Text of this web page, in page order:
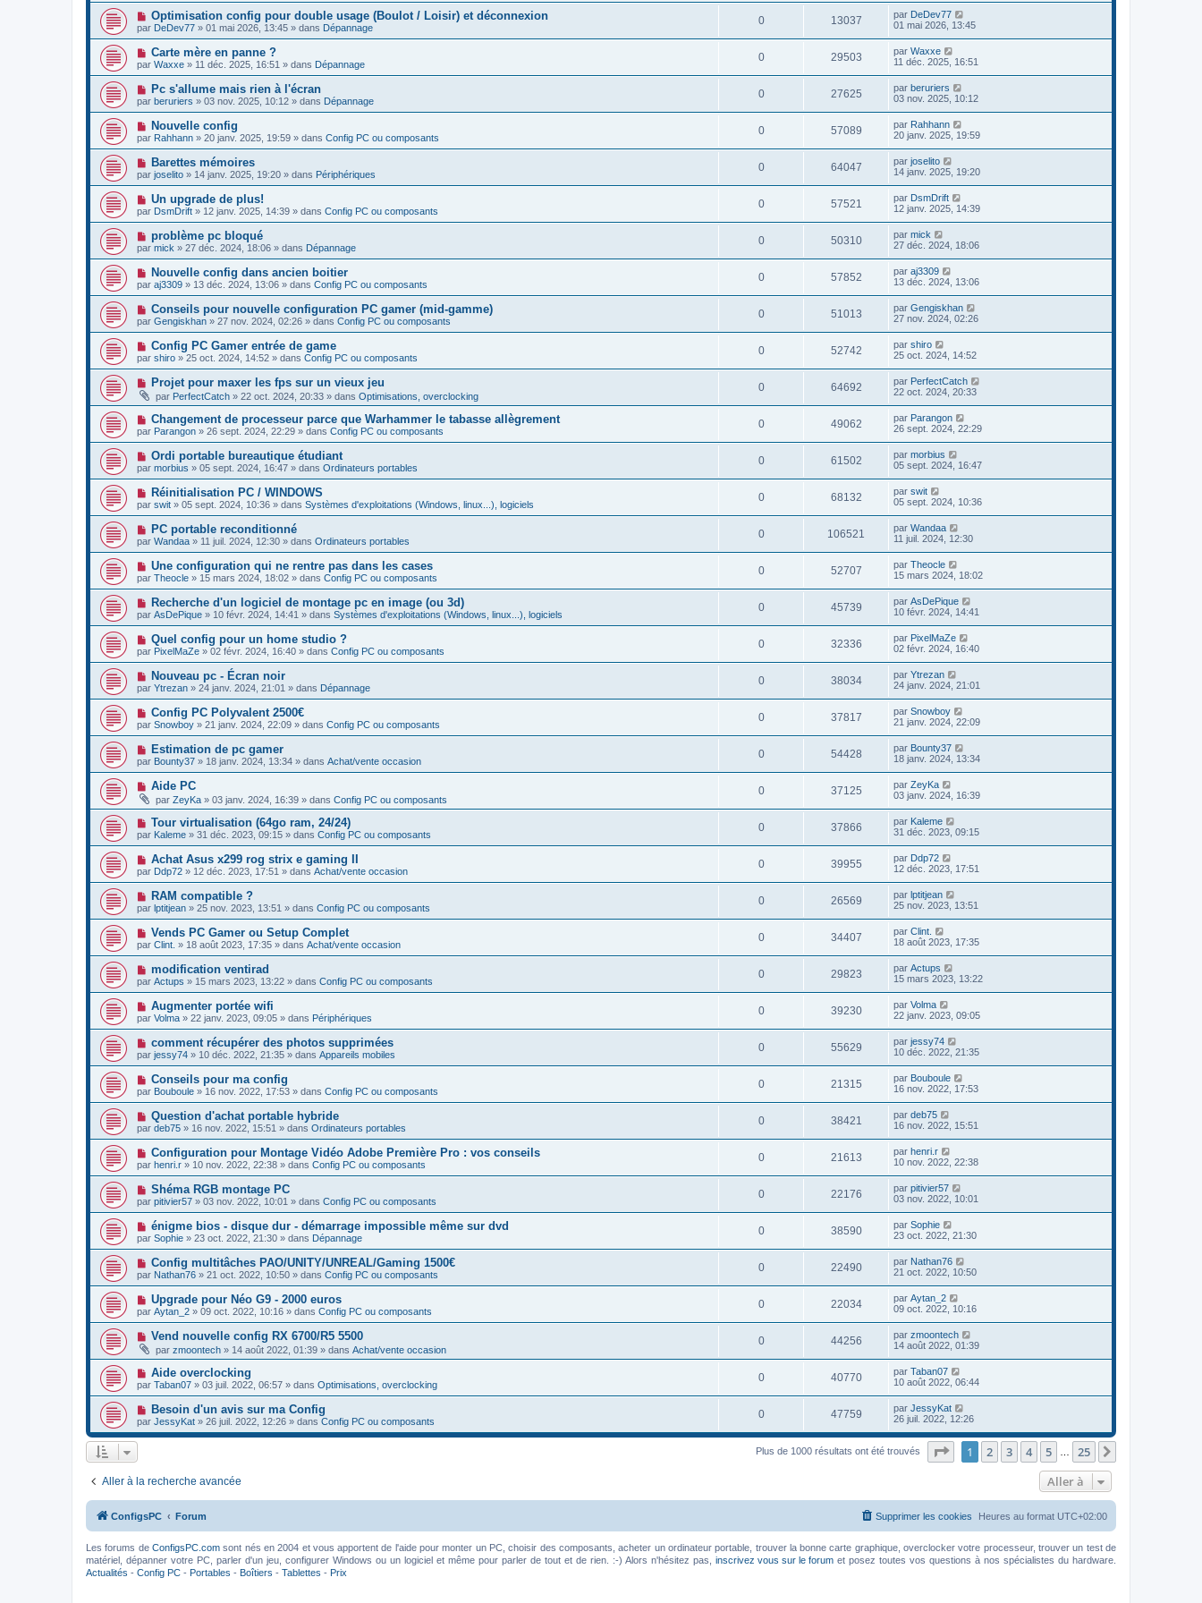
e
a
u
m
e
s
s
a
g
e
N
o
u
e
a
u
m
e
s
s
a
g
e
Optimisation config pour double usage (Boulot / Loisir) et déconnexion
par DeDev77 » 01 mai 2026, 13:45 » dans Dépannage
0 13037 par DeDev77
01 mai 2026, 13:45
N
o
u
v
e
a
u
m
e
s
s
a
g
e
Carte mère en panne ?
par Waxxe » 11 déc. 2025, 16:51 » dans Dépannage
0 29503 par Waxxe
11 déc. 2025, 16:51
N
o
u
v
e
a
u
m
e
s
s
a
g
e
Pc s'allume mais rien à l'écran
par beruriers » 03 nov. 2025, 10:12 » dans Dépannage
0 27625 par beruriers
03 nov. 2025, 10:12
N
o
u
v
e
a
u
m
e
s
a
g
e
Nouvelle config
par Rahhann » 20 janv. 2025, 19:59 » dans Config PC ou composants
0 57089 par Rahhann
20 janv. 2025, 19:59
N
o
u
v
e
a
u
m
e
s
s
a
g
e
Barettes mémoires
par joselito » 14 janv. 2025, 19:20 » dans Périphériques
0 64047 par joselito
14 janv. 2025, 19:20
N
o
u
a
u
m
e
s
s
a
g
e
Un upgrade de plus!
par DsmDrift » 12 janv. 2025, 14:39 » dans Config PC ou composants
0 57521 par DsmDrift
12 janv. 2025, 14:39
N
o
u
v
e
a
u
m
e
s
s
a
g
e
problème pc bloqué
par mick » 27 déc. 2024, 18:06 » dans Dépannage
0 50310 par mick
27 déc. 2024, 18:06
N
o
u
e
a
u
m
e
s
s
a
g
e
Nouvelle config dans ancien boitier
par aj3309 » 13 déc. 2024, 13:06 » dans Config PC ou composants
0 57852 par aj3309
13 déc. 2024, 13:06
N
o
u
e
a
u
m
e
s
s
a
g
e
Conseils pour nouvelle configuration PC gamer (mid-gamme)
par Gengiskhan » 27 nov. 2024, 02:26 » dans Config PC ou composants
0 51013 par Gengiskhan
27 nov. 2024, 02:26
N
o
u
v
e
a
u
m
e
s
s
a
g
e
Config PC Gamer entrée de game
par shiro » 25 oct. 2024, 14:52 » dans Config PC ou composants
0 52742 par shiro
25 oct. 2024, 14:52
N
u
e
a
u
m
e
s
s
a
g
e
Projet pour maxer les fps sur un vieux jeu
par PerfectCatch » 22 oct. 2024, 20:33 » dans Optimisations, overclocking
0 64692 par PerfectCatch
22 oct. 2024, 20:33
N
o
u
e
a
u
m
e
s
s
a
g
e
Changement de processeur parce que Warhammer le tabasse allègrement
par Parangon » 26 sept. 2024, 22:29 » dans Config PC ou composants
0 49062 par Parangon
26 sept. 2024, 22:29
N
o
u
v
e
a
u
m
e
s
s
a
g
e
Ordi portable bureautique étudiant
par morbius » 05 sept. 2024, 16:47 » dans Ordinateurs portables
0 61502 par morbius
05 sept. 2024, 16:47
N
o
u
v
e
a
u
m
e
s
s
a
g
e
Réinitialisation PC / WINDOWS
par swit » 05 sept. 2024, 10:36 » dans Systèmes d'exploitations (Windows, linux...), logiciels
0 68132 par swit
05 sept. 2024, 10:36
N
o
u
v
e
a
u
m
e
s
s
a
g
e
PC portable reconditionné
par Wandaa » 11 juil. 2024, 12:30 » dans Ordinateurs portables
0 106521 par Wandaa
11 juil. 2024, 12:30
N
o
u
v
e
a
u
m
e
s
s
a
g
e
Une configuration qui ne rentre pas dans les cases
par Theocle » 15 mars 2024, 18:02 » dans Config PC ou composants
0 52707 par Theocle
15 mars 2024, 18:02
N
o
u
e
a
u
m
e
s
s
a
g
e
Recherche d'un logiciel de montage pc en image (ou 3d)
par AsDePique » 10 févr. 2024, 14:41 » dans Systèmes d'exploitations (Windows, linux...), logiciels
0 45739 par AsDePique
10 févr. 2024, 14:41
N
o
u
v
e
a
u
m
e
s
s
a
g
e
Quel config pour un home studio ?
par PixelMaZe » 02 févr. 2024, 16:40 » dans Config PC ou composants
0 32336 par PixelMaZe
02 févr. 2024, 16:40
N
o
u
e
a
u
m
e
s
a
g
e
Nouveau pc - Écran noir
par Ytrezan » 24 janv. 2024, 21:01 » dans Dépannage
0 38034 par Ytrezan
24 janv. 2024, 21:01
N
o
u
v
e
a
u
m
e
s
s
g
e
Config PC Polyvalent 2500€
par Snowboy » 21 janv. 2024, 22:09 » dans Config PC ou composants
0 37817 par Snowboy
21 janv. 2024, 22:09
N
o
u
e
a
u
m
e
s
a
g
e
Estimation de pc gamer
par Bounty37 » 18 janv. 2024, 13:34 » dans Achat/vente occasion
0 54428 par Bounty37
18 janv. 2024, 13:34
N
u
v
a
u
m
e
s
s
a
g
e
Aide PC
par ZeyKa » 03 janv. 2024, 16:39 » dans Config PC ou composants
0 37125 par ZeyKa
03 janv. 2024, 16:39
N
o
u
e
a
u
m
e
s
s
g
e
Tour virtualisation (64go ram, 24/24)
par Kaleme » 31 déc. 2023, 09:15 » dans Config PC ou composants
0 37866 par Kaleme
31 déc. 2023, 09:15
N
o
u
v
e
a
u
m
e
s
a
g
e
Achat Asus x299 rog strix e gaming II
par Ddp72 » 12 déc. 2023, 17:51 » dans Achat/vente occasion
0 39955 par Ddp72
12 déc. 2023, 17:51
N
o
u
v
a
u
m
e
s
a
g
e
RAM compatible ?
par lptitjean » 25 nov. 2023, 13:51 » dans Config PC ou composants
0 26569 par lptitjean
25 nov. 2023, 13:51
N
o
u
e
a
u
m
e
s
a
g
e
Vends PC Gamer ou Setup Complet
par Clint. » 18 août 2023, 17:35 » dans Achat/vente occasion
0 34407 par Clint.
18 août 2023, 17:35
N
o
u
e
a
u
m
e
s
s
a
g
e
modification ventirad
par Actups » 15 mars 2023, 13:22 » dans Config PC ou composants
0 29823 par Actups
15 mars 2023, 13:22
N
o
u
e
a
u
m
e
s
s
a
g
e
Augmenter portée wifi
par Volma » 22 janv. 2023, 09:05 » dans Périphériques
0 39230 par Volma
22 janv. 2023, 09:05
N
o
u
e
a
u
m
e
s
s
a
g
e
comment récupérer des photos supprimées
par jessy74 » 10 déc. 2022, 21:35 » dans Appareils mobiles
0 55629 par jessy74
10 déc. 2022, 21:35
N
o
u
e
a
u
m
e
s
s
a
g
e
Conseils pour ma config
par Bouboule » 16 nov. 2022, 17:53 » dans Config PC ou composants
0 21315 par Bouboule
16 nov. 2022, 17:53
N
o
u
e
a
u
m
e
s
a
g
e
Question d'achat portable hybride
par deb75 » 16 nov. 2022, 15:51 » dans Ordinateurs portables
0 38421 par deb75
16 nov. 2022, 15:51
N
o
u
v
e
a
u
m
e
s
s
a
g
e
Configuration pour Montage Vidéo Adobe Première Pro : vos conseils
par henri.r » 10 nov. 2022, 22:38 » dans Config PC ou composants
0 21613 par henri.r
10 nov. 2022, 22:38
N
o
u
e
a
u
m
e
s
s
a
g
e
Shéma RGB montage PC
par pitivier57 » 03 nov. 2022, 10:01 » dans Config PC ou composants
0 22176 par pitivier57
03 nov. 2022, 10:01
N
o
u
e
a
u
m
e
s
s
g
e
énigme bios - disque dur - démarrage impossible même sur dvd
par Sophie » 23 oct. 2022, 21:30 » dans Dépannage
0 38590 par Sophie
23 oct. 2022, 21:30
N
o
u
v
e
a
u
m
e
s
a
g
e
Config multitâches PAO/UNITY/UNREAL/Gaming 1500€
par Nathan76 » 21 oct. 2022, 10:50 » dans Config PC ou composants
0 22490 par Nathan76
21 oct. 2022, 10:50
N
o
u
v
a
u
m
e
s
s
a
g
e
Upgrade pour Néo G9 - 2000 euros
par Aytan_2 » 09 oct. 2022, 10:16 » dans Config PC ou composants
0 22034 par Aytan_2
09 oct. 2022, 10:16
N
u
e
a
u
m
e
s
s
Vend nouvelle config RX 6700/R5 5500
par zmoontech » 14 août 2022, 01:39 » dans Achat/vente occasion
0 44256 par zmoontech
14 août 2022, 01:39
N
o
u
v
e
a
u
s
a
g
Aide overclocking
par Taban07 » 03 juil. 2022, 06:57 » dans Optimisations, overclocking
0 40770 par Taban07
10 août 2022, 06:44
N
o
u
v
m
s
s
e
Besoin d'un avis sur ma Config
par JessyKat » 26 juil. 2022, 12:26 » dans Config PC ou composants
0 47759 par JessyKat
26 juil. 2022, 12:26
Plus de 1000 résultats ont été trouvés Page sur25
1 2 3 4 5 25
Aller à la recherche avancée Aller à
ConfigsPC Forum Heures au format UTC+02:00
Supprimer les cookies
Les forums de ConfigsPC.comsont nés en 2004 et vous apportent de l'aide pour monter un PC, choisir des composants, acheter un ordinateur portable, trouver la bonne carte graphique, overclocker votre processeur, trouver un test de
matériel, dépanner votre PC, parler d'un jeu, configurer Windows ou un logiciel et même pour parler de tout et de rien. :-) Alors n'hésitez pas, inscrivez vous sur le forum et posez toutes vos questions à nos spécialistes du hardware.
Actualités - Config PC - Portables - Boîtiers - Tablettes - Prix